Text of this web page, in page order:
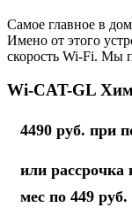
Самое главное в
Имено от этого
скорость Wi-Fi. Мы
Wi-CAT-GL
4490 руб. при
или рассрочка
мес по 449 руб.